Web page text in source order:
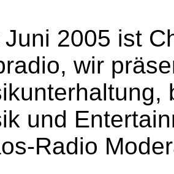
Juni 2005 ist
wir
und
Radio